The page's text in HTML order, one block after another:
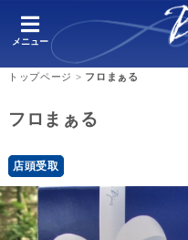
メニュー
トップページ > フロまぁる
フロまぁる
店頭受取